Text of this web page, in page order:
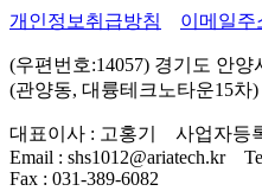
개인정보취급방침 이메일주
(우편번호:14057) 경기도 안양
(관양동, 대륭테크노타운15차)
대표이사 : 고홍기
사업자등
Email : shs1012@ariatech.kr
Fax : 031-389-6082